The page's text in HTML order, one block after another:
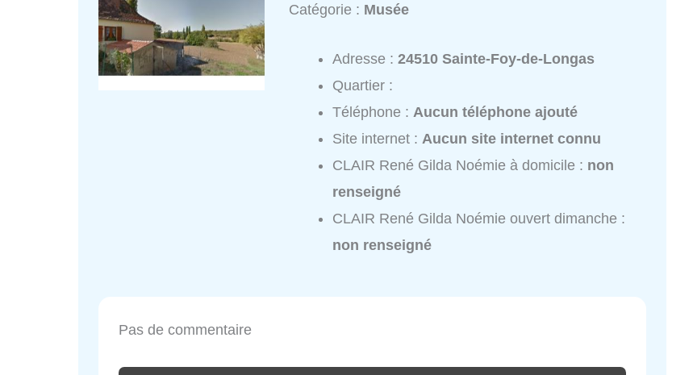
Catégorie : Musée
Adresse :24510 Sainte-Foy-de-Longas
Quartier :
Téléphone :Aucun téléphone ajouté
Site internet :Aucun site internet connu
CLAIR René Gilda Noémie à domicile : non
renseigné
CLAIR René Gilda Noémie ouvert dimanche :
non renseigné
Pas de commentaire